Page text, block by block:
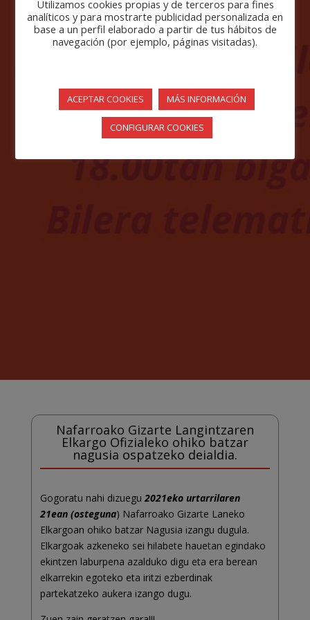
2020
Nafarroako Gizarte Langintzaren
Elkargo Ofizialeko ohiko batzar
nagusia ospatzeko deialdia.
Gogoratu nahi dizuegu 2021eko urtarrilaren
21ean (osteguna) Nafarroako Gizarte Laneko
Elkargoan ohiko batzar Nagusia izangu dugula.
Elkargoak azkeneko sei hilabete hauetan egindako
ekintzen laburpena azalduko digu eta era berean
elkarrekin egoteko eta iritzi ezberdinak
partekatzeko aukera izango dugu.
Utilizamos cookies propias y de terceros para fines
analíticos y para mostrarte publicidad personalizada en
base a un perfil elaborado a partir de tus hábitos de
navegación (por ejemplo, páginas visitadas).
ACEPTAR COOKIES MÁS INFORMACIÓN
CONFIGURAR COOKIES